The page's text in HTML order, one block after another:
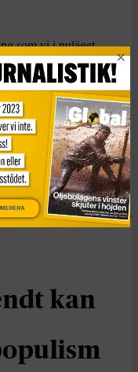
som vi i nuläget
vidden av det,
kan